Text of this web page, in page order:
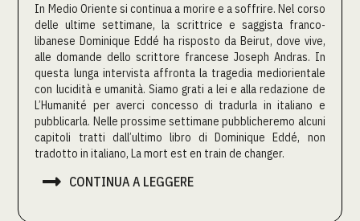
In Medio Oriente si continua a morire e a soffrire. Nel corso
delle ultime settimane, la scrittrice e saggista franco-
libanese Dominique Eddé ha risposto da Beirut, dove vive,
alle domande dello scrittore francese Joseph Andras. In
questa lunga intervista affronta la tragedia mediorientale
con lucidità e umanità. Siamo grati a lei e alla redazione de
L’Humanité per averci concesso di tradurla in italiano e
pubblicarla. Nelle prossime settimane pubblicheremo alcuni
capitoli tratti dall’ultimo libro di Dominique Eddé, non
tradotto in italiano, La mort est en train de changer.
 CONTINUA A LEGGERE